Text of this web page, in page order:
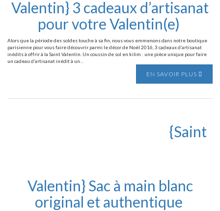
Valentin} 3 cadeaux d’artisanat
pour votre Valentin(e)
Alors que la période des soldes touche à sa fin, nous vous emmenons dans notre boutique
parisienne pour vous faire découvrir parmi le décor de Noël 2016, 3 cadeaux d’artisanat
inédits à offrir à la Saint Valentin. Un coussin de sol en kilim : une pièce unique pour faire
un cadeau d’artisanat inédit à un…
EN SAVOIR PLUS
{Saint
Valentin} Sac à main blanc
original et authentique